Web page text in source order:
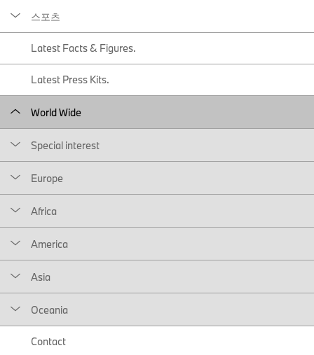
스포츠
Latest Facts & Figures.
Latest Press Kits.
World Wide
Special interest
Europe
Africa
America
Asia
Oceania
Contact